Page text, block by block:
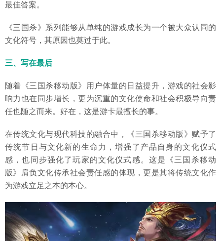
最佳答案。
《三国杀》系列能够从单纯的游戏成长为一个被大众认同的
文化符号，其原因也莫过于此。
三、写在最后
随着《三国杀移动版》用户体量的日益提升，游戏的社会影
响力也在同步增长，更为沉重的文化使命和社会积极导向责
任也随之而来。好在，这是游卡最擅长的事。
在传统文化与现代科技的融合中，《三国杀移动版》赋予了
传统节日与文化新的生命力，增强了产品自身的文化仪式
感，也同步强化了玩家的文化仪式感。这是《三国杀移动
版》肩负文化传承社会责任感的体现，更是其将传统文化作
为游戏立足之本的本心。